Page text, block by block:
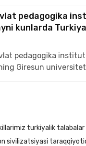
pedagogika
kunlarda
turkiyalik
sivilizatsiyasi